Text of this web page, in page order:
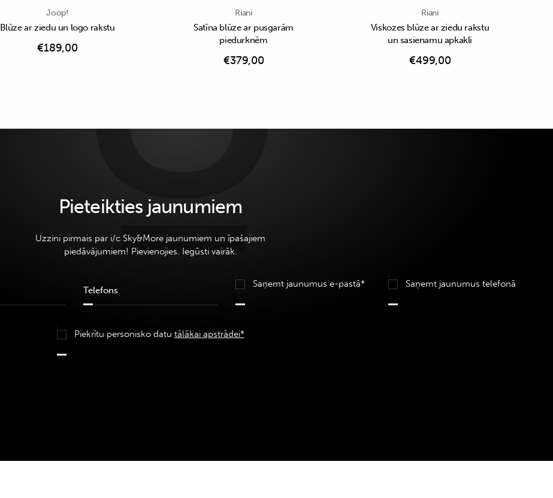
Joop!
Blūze ar ziedu un logo rakstu
€189,00
Riani
Satīna blūze ar pusgarām
piedurknēm
€379,00
Riani
Viskozes blūze ar ziedu rakstu
un sasienamu apkakli
€499,00
Pieteikties jaunumiem
Uzzini pirmais par i/c Sky&More jaunumiem un īpašajiem
piedāvājumiem! Pievienojies. Iegūsti vairāk.
Saņemt jaunumus e-pastā* Saņemt jaunumus telefonā
Piekrītu personisko datu tālākai apstrādei*